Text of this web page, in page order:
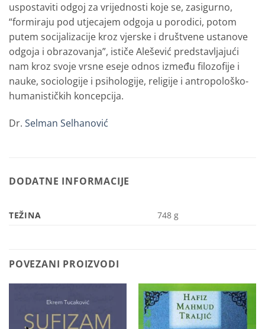
uspostaviti odgoj za vrijednosti koje se, zasigurno,
“formiraju pod utjecajem odgoja u porodici, potom
putem socijalizacije kroz vjerske i društvene ustanove
odgoja i obrazovanja”, ističe Alešević predstavljajući
nam kroz svoje vrsne eseje odnos između filozofije i
nauke, sociologije i psihologije, religije i antropološko-
humanističkih koncepcija.
Dr. Selman Selhanović
DODATNE INFORMACIJE
TEŽINA 748 g
POVEZANI PROIZVODI